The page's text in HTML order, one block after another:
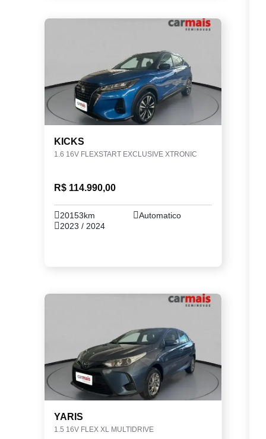
KICKS
1.6 16V FLEXSTART EXCLUSIVE XTRONIC
R$ 114.990,00
20153km
Automatico
2023 / 2024
YARIS
1.5 16V FLEX XL MULTIDRIVE